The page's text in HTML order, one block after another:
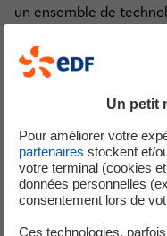
un ensemble de
pour les maîtriser.
sujet en partenariat
industriels de premier
de projets Européens,
les moyens de calcul,
Un petit
Pour améliorer votre
partenaires stockent et/
votre terminal (cookies
données personnelles
consentement lors de
Ces technologies,